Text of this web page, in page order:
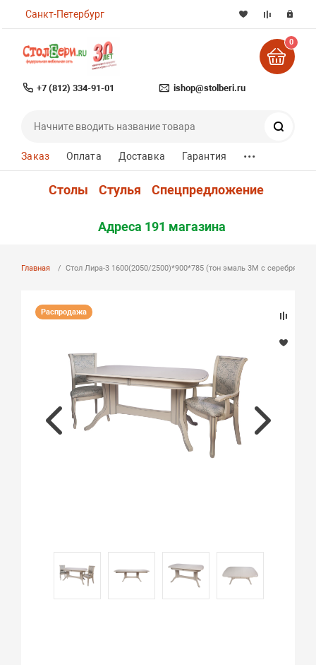
Санкт-Петербург
+7 (812) 334-91-01 ishop@stolberi.ru
0
Заказ Оплата Доставка Гарантия ...
Столы Стулья Спецпредложение
Адреса 191 магазина
Главная Стол Лира-3 1600(2050/2500)*900*785 (тон эмаль 3М с серебряной
Распродажа